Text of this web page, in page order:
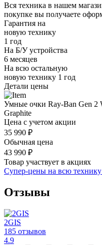
Вся техника в нашем
покупке вы получаете
Гарантия на
новую технику
1 год
На Б/У устройства
6 месяцев
На всю остальную
новую технику 1 год
Детали цены
Умные очки Ray-Ban Gen 2
Graphite
Цена с учетом акции
35 990 ₽
Обычная цена
43 990 ₽
Товар участвует в акциях
Супер-цены на всю
Отзывы
2GIS
185 отзывов
4.9